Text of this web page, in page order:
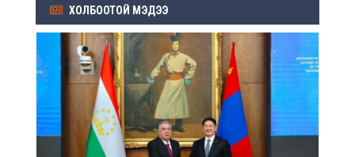
ХОЛБООТОЙ МЭДЭЭ